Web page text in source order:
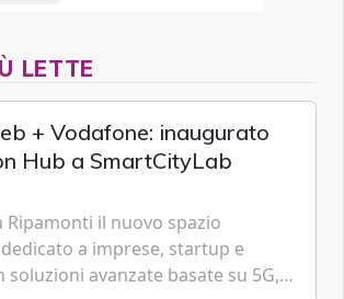
LETTE
+ Vodafone: inaugurato
Hub a SmartCityLab
Ripamonti il nuovo spazio
a imprese, startup e
soluzioni avanzate basate su 5G,